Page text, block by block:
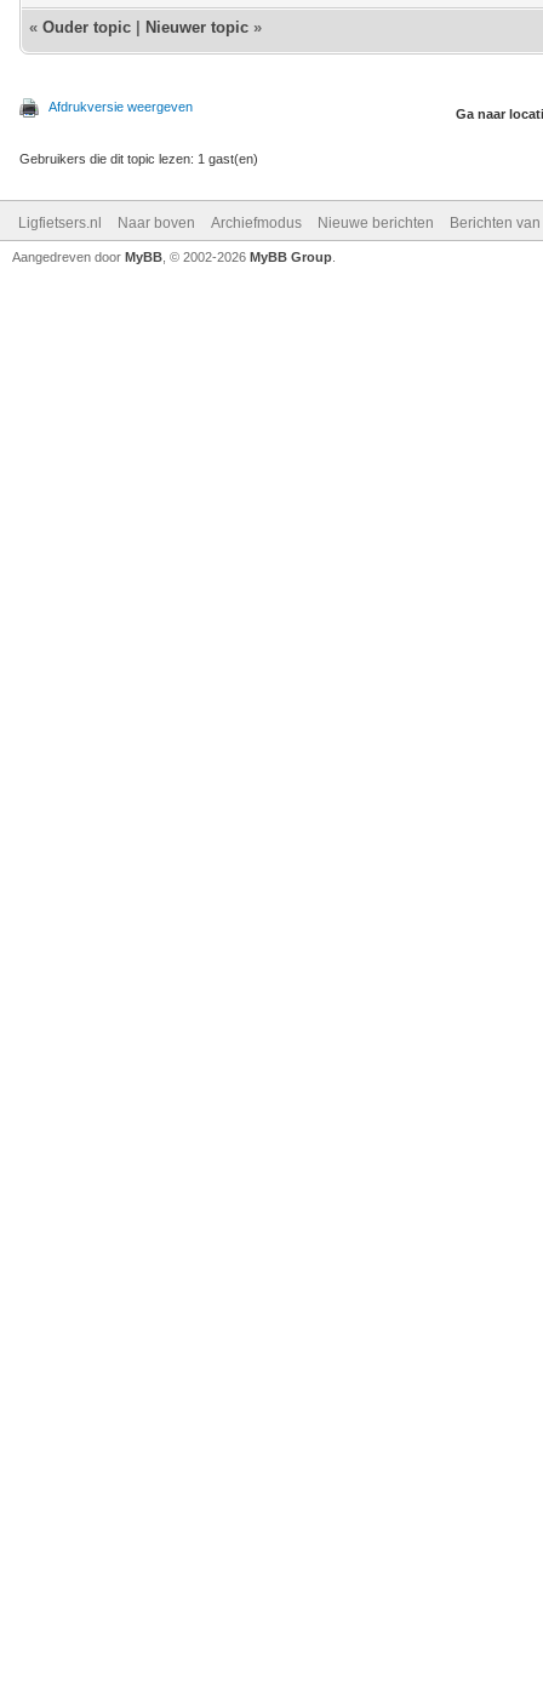
« Ouder topic Nieuwer topic »
Afdrukversie weergeven Ga naar
Gebruikers die dit topic lezen: 1 gast(en)
Ligfietsers.nl Naar boven Archiefmodus Nieuwe berichten Berichten
Aangedreven door MyBB , © 2002-2026 MyBB Group